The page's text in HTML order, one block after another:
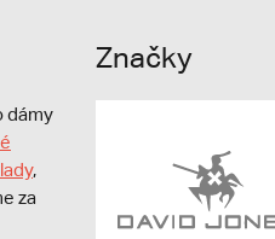
dámy
,
za
Značky